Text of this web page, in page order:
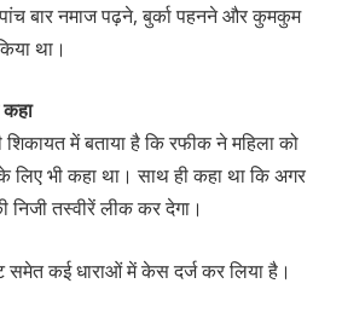
बार नमाज पढ़ने, बुर्का पहनने और कुमकुम
था।
में बताया है कि रफीक ने महिला को
भी कहा था। साथ ही कहा था कि अगर
निजी तस्वीरें लीक कर देगा।
कई धाराओं में केस दर्ज कर लिया है।